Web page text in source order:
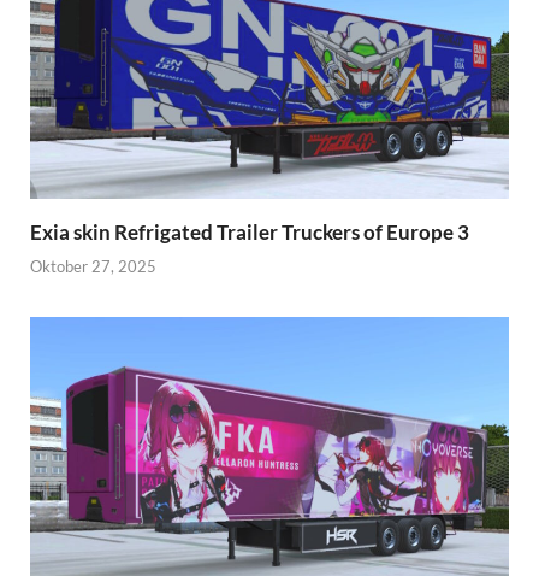
Exia skin Refrigated Trailer Truckers of Europe 3
Oktober 27, 2025